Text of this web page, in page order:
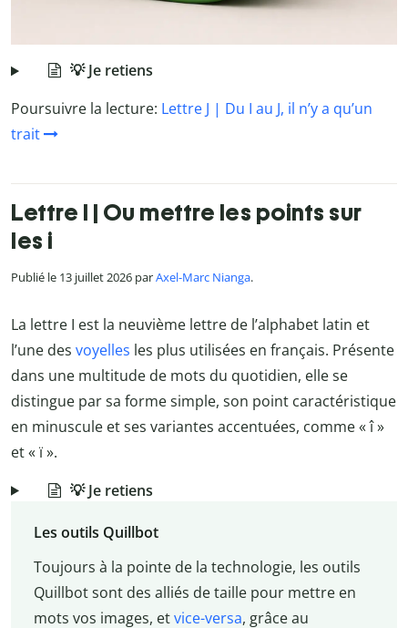
💡 Je retiens
Poursuivre la lecture: Lettre J | Du I au J, il n’y a qu’un
trait
Lettre I | Ou mettre les points sur
les i
Publié le 13 juillet 2026 parAxel-Marc Nianga.
La lettre I est la neuvième lettre de l’alphabet latin et
l’une des voyelles les plus utilisées en français. Présente
dans une multitude de mots du quotidien, elle se
distingue par sa forme simple, son point caractéristique
en minuscule et ses variantes accentuées, comme « î »
et « ï ».
💡 Je retiens
Les outils Quillbot
Toujours à la pointe de la technologie, les outils
Quillbot sont des alliés de taille pour mettre en
mots vos images, etvice-versa, grâce au